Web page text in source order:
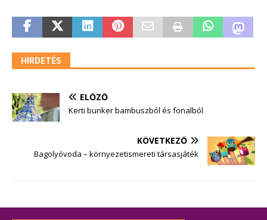
HIRDETÉS
ELŐZŐ
Kerti bunker bambuszból és fonalból
KÖVETKEZŐ
Bagolyóvoda – környezetismereti társasjáték